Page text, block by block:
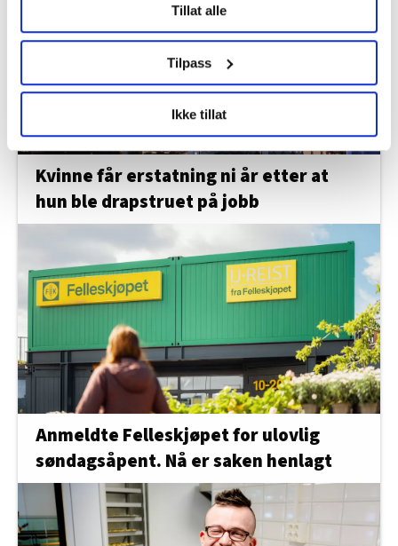
data behandles og hvordan du kan velge hvordan de skal
brukes. Du kan hele tiden endre eller trekke tilbake ditt
samtykke fra erklæringen om informasjonskapsler.
LO Medias publikasjoner frifagbevegelse.no, hk-nytt.no
og fontene.no bruker informasjonskapsler (cookies) for å
lære hvordan våre nettsider blir brukt slik at vi tilby
statistikk.
Vi deler bare informasjon om hvordan du bruker
nettstedet med LO Medias egne samarbeidspartnere
innenfor analyse og annonsering. Disse er angitt i
oversikten lengre ned på denne siden.
Tillat alle
Tilpass
Ikke tillat
Kvinne får erstatning ni år etter at
hun ble drapstruet på jobb
Anmeldte Felleskjøpet for ulovlig
søndagsåpent. Nå er saken henlagt